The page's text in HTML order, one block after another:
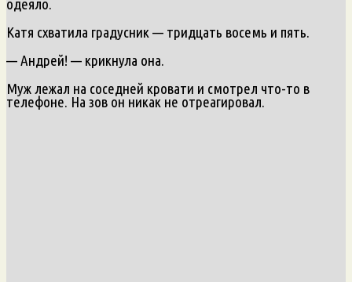
одеяло.
Катя схватила градусник — тридцать восемь и пять.
— Андрей! — крикнула она.
Муж лежал на соседней кровати и смотрел что-то в
телефоне. На зов он никак не отреагировал.